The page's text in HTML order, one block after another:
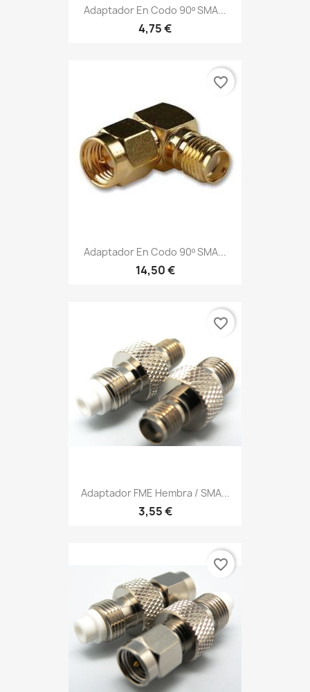
Adaptador En Codo 90º SMA...
4,75 €
Adaptador En Codo 90º SMA...
14,50 €
favorite_border
Adaptador FME Hembra / SMA...
3,55 €
favorite_border
favorite_border